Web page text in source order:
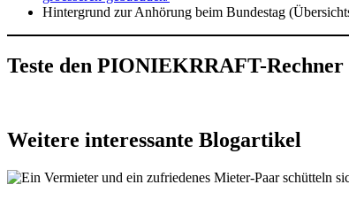
Hintergrund zur Anhörung beim Bundestag
Teste den PIONIEKRRAFT-
Weitere interessante Blogartikel